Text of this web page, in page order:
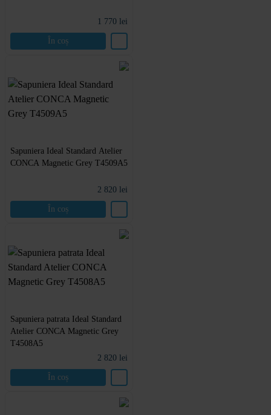
1 770 lei
În coș
Sapuniera Ideal Standard Atelier
CONCA Magnetic Grey T4509A5
2 820 lei
În coș
Sapuniera patrata Ideal Standard
Atelier CONCA Magnetic Grey
T4508A5
2 820 lei
În coș